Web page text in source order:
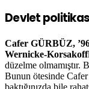
Devlet
Cafer GÜRBÜZ,
Wernicke-Korsakoff
düzelme olmamıştır.
Bunun ötesinde
baktığınızda bile